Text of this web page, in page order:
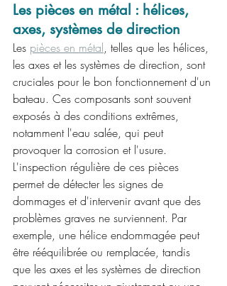
Les pièces en métal : hélices,
axes, systèmes de direction
Les pièces en métal, telles que les hélices,
les axes et les systèmes de direction, sont
cruciales pour le bon fonctionnement d'un
bateau. Ces composants sont souvent
exposés à des conditions extrêmes,
notamment l'eau salée, qui peut
provoquer la corrosion et l'usure.
L'inspection régulière de ces pièces
permet de détecter les signes de
dommages et d'intervenir avant que des
problèmes graves ne surviennent. Par
exemple, une hélice endommagée peut
être rééquilibrée ou remplacée, tandis
que les axes et les systèmes de direction